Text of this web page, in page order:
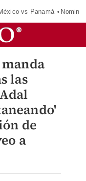
vs Panamá
las
de
a